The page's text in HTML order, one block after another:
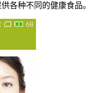
各种不同的健康食品。